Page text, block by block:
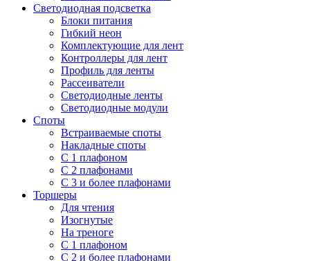
Светодиодная подсветка
Блоки питания
Гибкий неон
Комплектующие для лент
Контроллеры для лент
Профиль для ленты
Рассеиватели
Светодиодные ленты
Светодиодные модули
Споты
Встраиваемые споты
Накладные споты
С 1 плафоном
С 2 плафонами
С 3 и более плафонами
Торшеры
Для чтения
Изогнутые
На треноге
С 1 плафоном
С 2 и более плафонами